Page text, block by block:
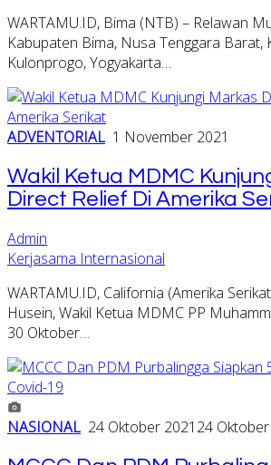
WARTAMU.ID, Bima (NTB) – Relawan
Kabupaten Bima, Nusa Tenggara Barat,
Kulonprogo, Yogyakarta…
ADVENTORIAL 1 November 2021
Wakil Ketua MDMC
Direct Relief Di Amerika
Admin
Kerjasama Internasional
WARTAMU.ID, California (Amerika
Husein, Wakil Ketua MDMC PP
30 Oktober…
NASIONAL 24 Oktober 2021 24 Oktober